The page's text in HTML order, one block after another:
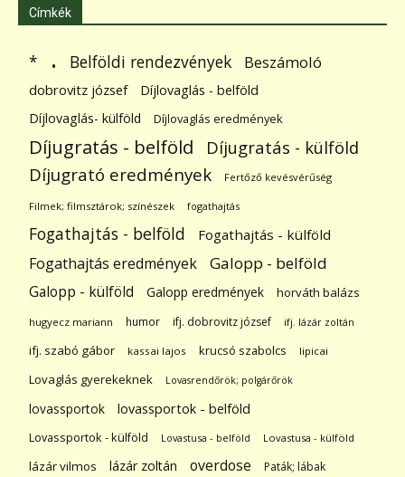
Címkék
* . Belföldi rendezvények Beszámoló
dobrovitz józsef
Díjlovaglás - belföld
Díjlovaglás- külföld
Díjlovaglás eredmények
Díjugratás - belföld Díjugratás - külföld
Díjugrató eredmények Fertőző kevésvérűség
Filmek; filmsztárok; színészek fogathajtás
Fogathajtás - belföld Fogathajtás - külföld
Fogathajtás eredmények Galopp - belföld
Galopp - külföld Galopp eredmények horváth balázs
hugyecz mariann humor ifj. dobrovitz józsef ifj. lázár zoltán
ifj. szabó gábor kassai lajos krucsó szabolcs lipicai
Lovaglás gyerekeknek Lovasrendőrök; polgárőrök
lovassportok lovassportok - belföld
Lovassportok - külföld Lovastusa - belföld Lovastusa - külföld
lázár vilmos lázár zoltán overdose Paták; lábak